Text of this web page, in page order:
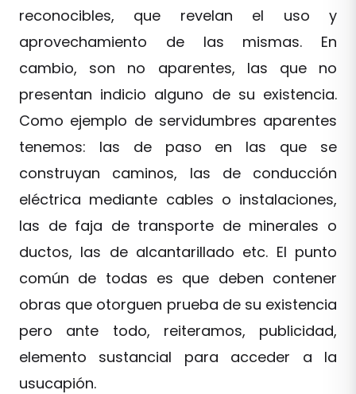
reconocibles, que revelan el uso y
aprovechamiento de las mismas. En
cambio, son no aparentes, las que no
presentan indicio alguno de su existencia.
Como ejemplo de servidumbres aparentes
tenemos: las de paso en las que se
construyan caminos, las de conducción
eléctrica mediante cables o instalaciones,
las de faja de transporte de minerales o
ductos, las de alcantarillado etc. El punto
común de todas es que deben contener
obras que otorguen prueba de su existencia
pero ante todo, reiteramos, publicidad,
elemento sustancial para acceder a la
usucapión.